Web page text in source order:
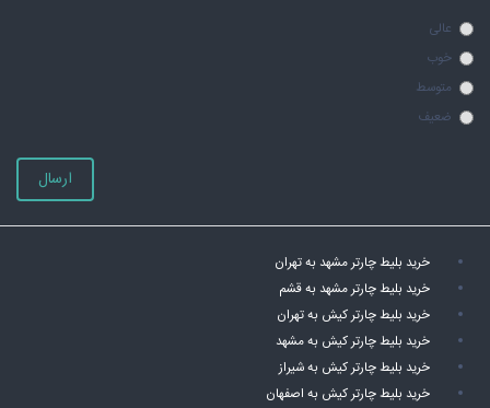
عالی
خوب
متوسط
ضعیف
ارسال
خرید بلیط چارتر مشهد به تهران
خرید بلیط چارتر مشهد به قشم
خرید بلیط چارتر کیش به تهران
خرید بلیط چارتر کیش به مشهد
خرید بلیط چارتر کیش به شیراز
خرید بلیط چارتر کیش به اصفهان